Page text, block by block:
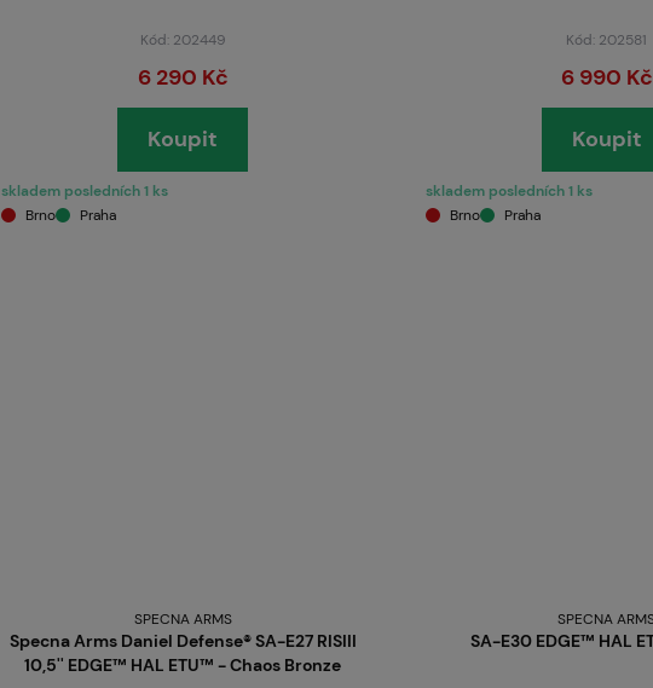
Kód: 202449
6 290 Kč
Koupit
skladem posledních 1 ks
Brno
Praha
Kód: 202581
6 990 Kč
Koupit
skladem posledních 1 ks
Brno
Praha
SPECNA ARMS
Specna Arms Daniel Defense® SA-E27 RISIII
10,5'' EDGE™ HAL ETU™ - Chaos Bronze
SPECNA
SA-E30 EDGE™ HAL